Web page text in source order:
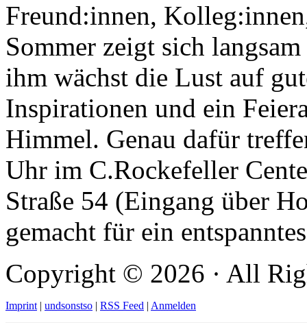
Freund:innen,
Sommer zeigt sich
ihm wächst die Lust auf
Inspirationen und ein
Himmel. Genau dafür
Uhr im C.Rockefeller
Straße 54 (Eingang über
gemacht für ein
Copyright © 2026 · All
Imprint| undsonstso | RSS Feed | Anmelden